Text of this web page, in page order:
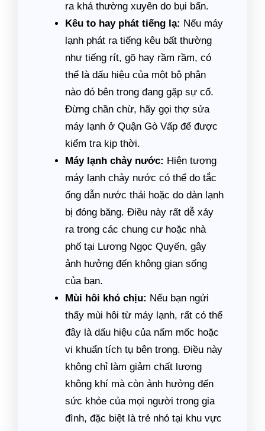
ra khá thường xuyên do bụi bẩn.
Kêu to hay phát tiếng lạ: Nếu máy
lạnh phát ra tiếng kêu bất thường
như tiếng rít, gõ hay rầm rầm, có
thể là dấu hiệu của một bộ phận
nào đó bên trong đang gặp sự cố.
Đừng chần chừ, hãy gọi thợ sửa
máy lạnh ở Quận Gò Vấp để được
kiểm tra kịp thời.
Máy lạnh chảy nước: Hiện tượng
máy lạnh chảy nước có thể do tắc
ống dẫn nước thải hoặc do dàn lạnh
bị đóng băng. Điều này rất dễ xảy
ra trong các chung cư hoặc nhà
phố tại Lương Ngọc Quyến, gây
ảnh hưởng đến không gian sống
của bạn.
Mùi hôi khó chịu: Nếu bạn ngửi
thấy mùi hôi từ máy lạnh, rất có thể
đây là dấu hiệu của nấm mốc hoặc
vi khuẩn tích tụ bên trong. Điều này
không chỉ làm giảm chất lượng
không khí mà còn ảnh hưởng đến
sức khỏe của mọi người trong gia
đình, đặc biệt là trẻ nhỏ tại khu vực